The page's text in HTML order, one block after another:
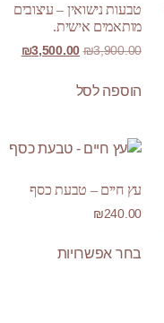
טבעות נישואין – עיצובים
מותאמים אישית.
₪3,900.00
₪3,500.00
הוספה לסל
עץ חיים – טבעת כסף
₪240.00
בחר אפשרויות